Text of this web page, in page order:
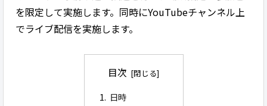
を限定して実施します。同時にYouTubeチャンネル上
でライブ配信を実施します。
目次
日時